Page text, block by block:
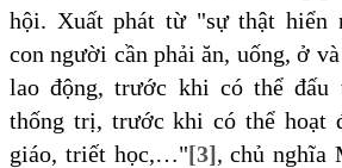
hội. Xuất phát từ "sự thật
con người cần phải ăn, uống, ở
lao động, trước khi có thể đấu
thống trị, trước khi có thể hoạt
giáo, triết học,…"[3], chủ nghĩa